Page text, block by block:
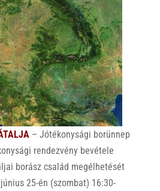
– Jótékonysági borünnep
rendezvény bevétele
borász család megélhetését
25-én (szombat) 16:30-